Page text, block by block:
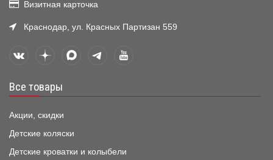
Визитная карточка
Краснодар, ул. Красных Партизан 559
Все товары
Акции, скидки
Детские коляски
Детские кроватки и колыбели